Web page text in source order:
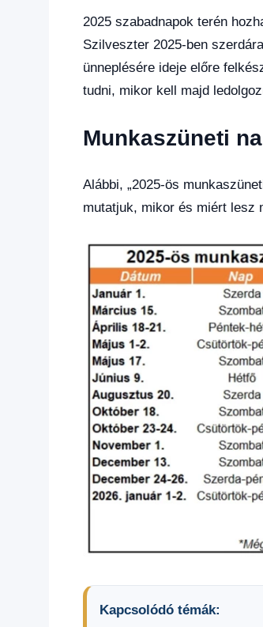
2025 szabadnapok terén
Szilveszter 2025-ben
ünneplésére ideje előre
tudni, mikor kell majd
Munkaszüneti
Alábbi, „2025-ös
mutatjuk, mikor és miért lesz
Kapcsolódó témák: